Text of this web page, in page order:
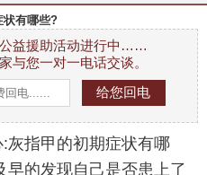
状有哪些?
益援助活动进行中……
与您一对一电话交谈。
指甲的初期症状有哪
早的发现自己是否患上了